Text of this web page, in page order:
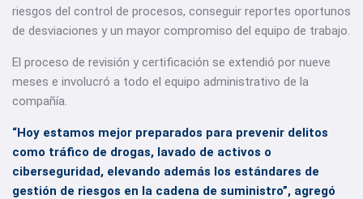
riesgos del control de procesos, conseguir reportes oportunos
de desviaciones y un mayor compromiso del equipo de trabajo.
El proceso de revisión y certificación se extendió por nueve
meses e involucró a todo el equipo administrativo de la
compañía.
“Hoy estamos mejor preparados para prevenir delitos
como tráfico de drogas, lavado de activos o
ciberseguridad, elevando además los estándares de
gestión de riesgos en la cadena de suministro”, agregó